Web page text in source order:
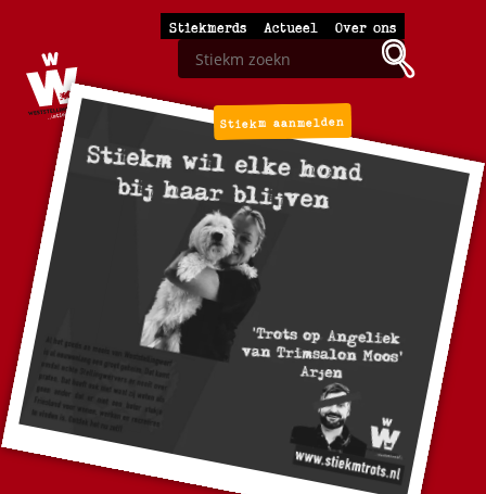
Stiekmerds Actueel Over ons
Stiekm aanmelden